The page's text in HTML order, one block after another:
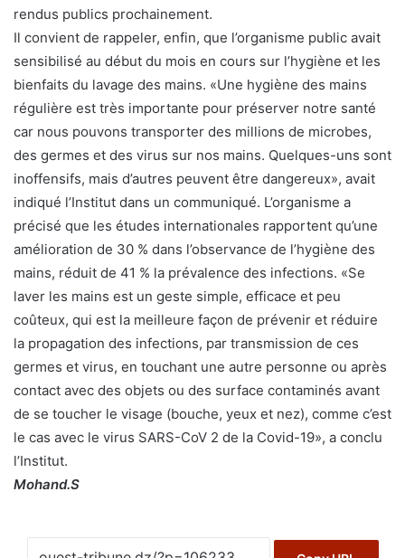
rendus publics prochainement.
Il convient de rappeler, enfin, que l’organisme public avait
sensibilisé au début du mois en cours sur l’hygiène et les
bienfaits du lavage des mains. «Une hygiène des mains
régulière est très importante pour préserver notre santé
car nous pouvons transporter des millions de microbes,
des germes et des virus sur nos mains. Quelques-uns sont
inoffensifs, mais d’autres peuvent être dangereux», avait
indiqué l’Institut dans un communiqué. L’organisme a
précisé que les études internationales rapportent qu’une
amélioration de 30 % dans l’observance de l’hygiène des
mains, réduit de 41 % la prévalence des infections. «Se
laver les mains est un geste simple, efficace et peu
coûteux, qui est la meilleure façon de prévenir et réduire
la propagation des infections, par transmission de ces
germes et virus, en touchant une autre personne ou après
contact avec des objets ou des surface contaminés avant
de se toucher le visage (bouche, yeux et nez), comme c’est
le cas avec le virus SARS-CoV 2 de la Covid-19», a conclu
l’Institut.
Mohand.S